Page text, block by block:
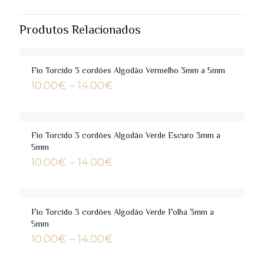
Produtos Relacionados
Fio Torcido 3 cordões Algodão Vermelho 3mm a 5mm
10.00€ – 14.00€
14.00€
Fio Torcido 3 cordões Algodão Verde Escuro 3mm a
5mm
10.00€ – 14.00€
14.00€
Fio Torcido 3 cordões Algodão Verde Folha 3mm a
5mm
10.00€ – 14.00€